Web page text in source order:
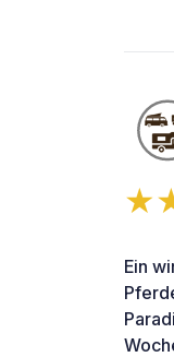
Ein